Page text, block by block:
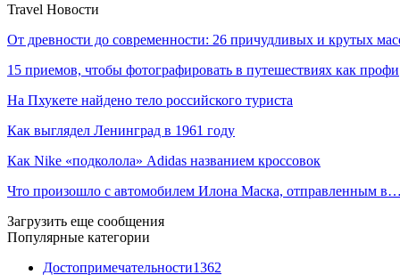
Travel Новости
От древности до современности: 26 причудливых и крутых
15 приемов, чтобы фотографировать в путешествиях как профи
На Пхукете найдено тело российского туриста
Как выглядел Ленинград в 1961 году
Как Nike «подколола» Adidas названием кроссовок
Что произошло с автомобилем Илона Маска, отправленным
Загрузить еще сообщения
Популярные категории
Достопримечательности1362